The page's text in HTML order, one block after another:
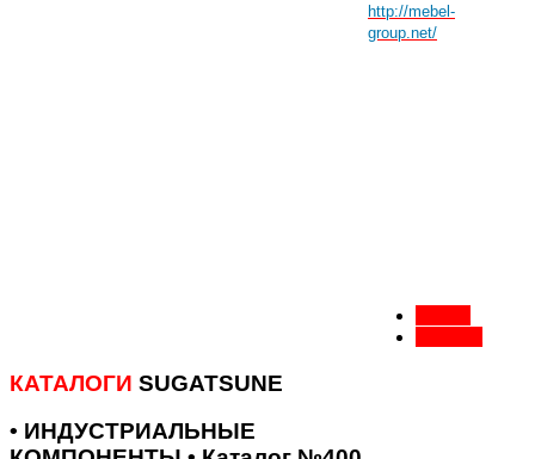
http://mebel-
group.net/
КАТАЛОГИ SUGATSUNE
• ИНДУСТРИАЛЬНЫЕ